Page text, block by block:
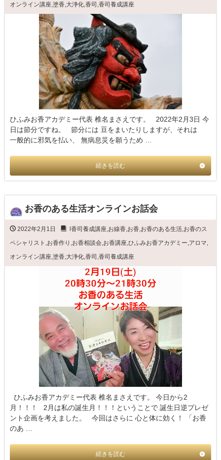
オンライン講座,塗香,大浄化,香司 ,香司養成講座
ひふみお香アカデミー代表 椎名まさえです。 2022年2月3日 今
日は節分ですね。 節分には 豆をまいたりしますが、それは
一般的に邪気を払い、 無病息災を願うため …
続きを読む
お香のある生活オンラインお話会
2022年2月1日 l香司養成講座,お線香,お香,お香のある生活,お香のス
ペシャリスト ,お香作り ,お香相談会,お香講座,ひふみお香アカデミー,アロマ,
オンライン講座,塗香,大浄化,香司 ,香司養成講座
ひふみお香アカデミー代表 椎名まさえです。 今日から2
月！！！ 2月は私の誕生月！！！ということで 誕生日逆プレゼ
ント企画を考えました。 今回はさらに 心と体に効く！ 「お香
のあ …
続きを読む